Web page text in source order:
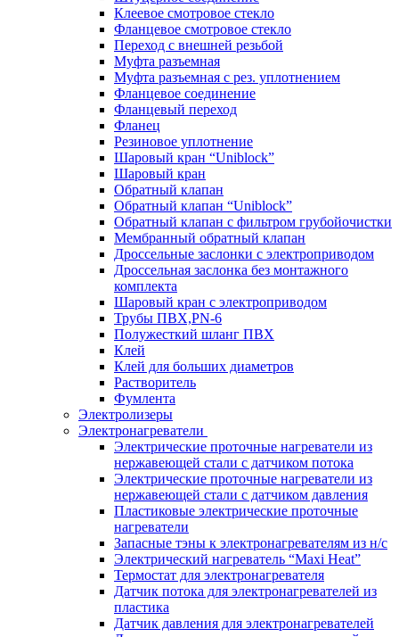
Клеевое смотровое стекло
Фланцевое смотровое стекло
Переход с внешней резьбой
Муфта разъемная
Муфта разъемная с рез. уплотнением
Фланцевое соединение
Фланцевый переход
Фланец
Резиновое уплотнение
Шаровый кран “Uniblock”
Шаровый кран
Обратный клапан
Обратный клапан “Uniblock”
Обратный клапан с фильтром грубойочистки
Мембранный обратный клапан
Дроссельные заслонки с электроприводом
Дроссельная заслонка без монтажного
комплекта
Шаровый кран с электроприводом
Трубы ПВХ,PN-6
Полужесткий шланг ПВХ
Клей
Клей для больших диаметров
Растворитель
Фумлента
Электролизеры
Электронагреватели
Электрические проточные нагреватели из
нержавеющей стали с датчиком потока
Электрические проточные нагреватели из
нержавеющей стали с датчиком давления
Пластиковые электрические проточные
нагреватели
Запасные тэны к электронагревателям из н/с
Электрический нагреватель “Maxi Heat”
Термостат для электронагревателя
Датчик потока для электронагревателей из
пластика
Датчик давления для электронагревателей